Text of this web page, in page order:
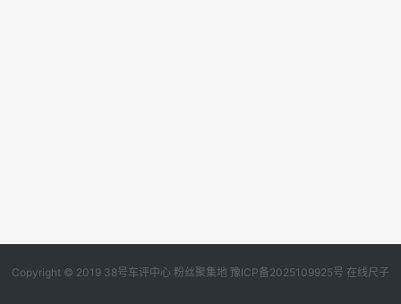
Copyright © 2019 38号车评中心 粉丝聚集地 豫ICP备2025109925号 在线尺子